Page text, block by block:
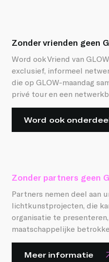
Zonder vrienden geen
Word ook Vriend van
exclusief, informeel
die op GLOW-maandag
privé tour en een
Word ook
Zonder partners geen
Partners nemen deel aan
lichtkunstprojecten, die
organisatie te
maatschappelijke
Meer informatie